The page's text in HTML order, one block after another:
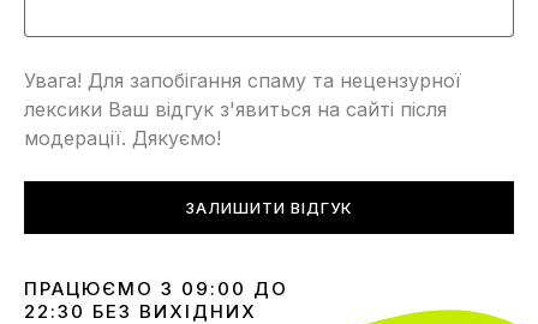
Увага! Для запобігання спаму та нецензурної
лексики Ваш відгук з'явиться на сайті після
модерації. Дякуємо!
ЗАЛИШИТИ ВІДГУК
ПРАЦЮЄМО З 09:00 ДО
22:30 БЕЗ ВИХІДНИХ